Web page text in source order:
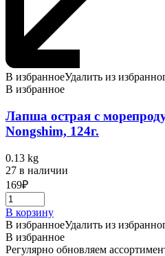
В избранноеУдалить из
В избранное
Лапша острая с
Nongshim, 124г.
0.13 kg
27 в наличии
169₽
В корзину
В избранноеУдалить из
В избранное
Регулярно обновляем